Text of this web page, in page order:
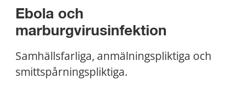
Ebola och
marburgvirusinfektion
Samhällsfarliga, anmälningspliktiga och
smittspårningspliktiga.